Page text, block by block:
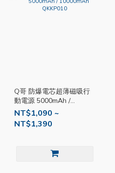
Q哥 防爆電芯超薄磁吸行
動電源 5000mAh /
10000mAh QKKP010
NT$1,090 ~
NT$1,390